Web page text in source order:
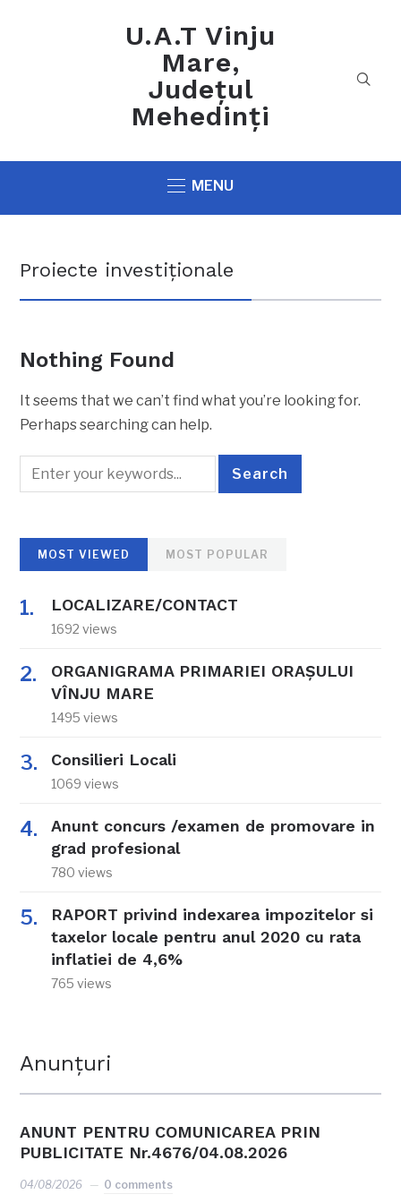
U.A.T Vinju
Mare,
Județul
Mehedinți
MENU
Proiecte investiționale
Nothing Found
It seems that we can’t find what you’re looking for.
Perhaps searching can help.
MOST VIEWED MOST POPULAR
LOCALIZARE/CONTACT
1692 views
ORGANIGRAMA PRIMARIEI ORAŞULUI
VÎNJU MARE
1495 views
Consilieri Locali
1069 views
Anunt concurs /examen de promovare in
grad profesional
780 views
RAPORT privind indexarea impozitelor si
taxelor locale pentru anul 2020 cu rata
inflatiei de 4,6%
765 views
Anunțuri
ANUNT PENTRU COMUNICAREA PRIN
PUBLICITATE Nr.4676/04.08.2026
04/08/2026 0 comments